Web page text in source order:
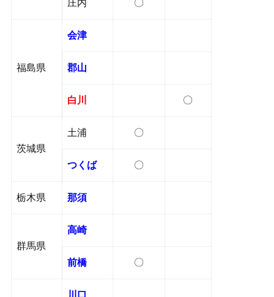
庄内 〇
福島県
会津
郡山
白川 〇
茨城県
土浦 〇
つくば 〇
栃木県 那須
群馬県
高崎
前橋 〇